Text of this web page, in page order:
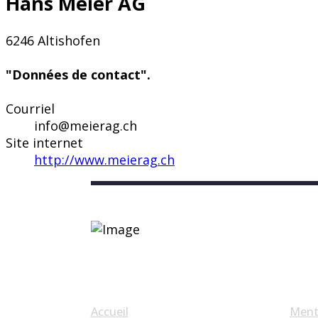
6246 Altishofen
"Données de contact".
Courriel
info@meierag.ch
Site internet
http://www.meierag.ch
Accueil